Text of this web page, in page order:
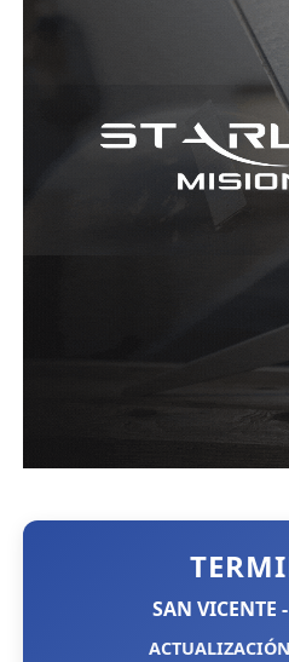
SAN VICENTE